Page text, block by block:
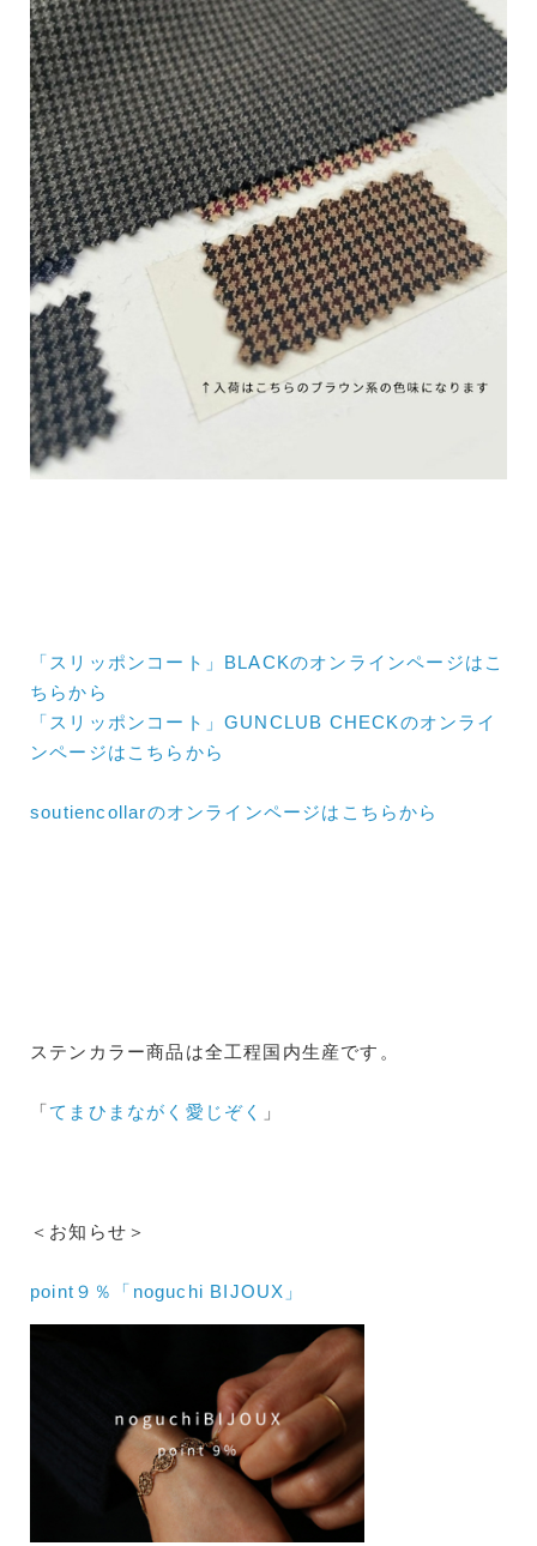
「スリッポンコート」BLACKのオンラインページはこ
ちらから
「スリッポンコート」GUNCLUB CHECKのオンライ
ンページはこちらから
soutiencollarのオンラインページはこちらから
ステンカラー商品は全工程国内生産です。
「てまひまながく愛じぞく 」
＜お知らせ＞
point９％「noguchi BIJOUX」